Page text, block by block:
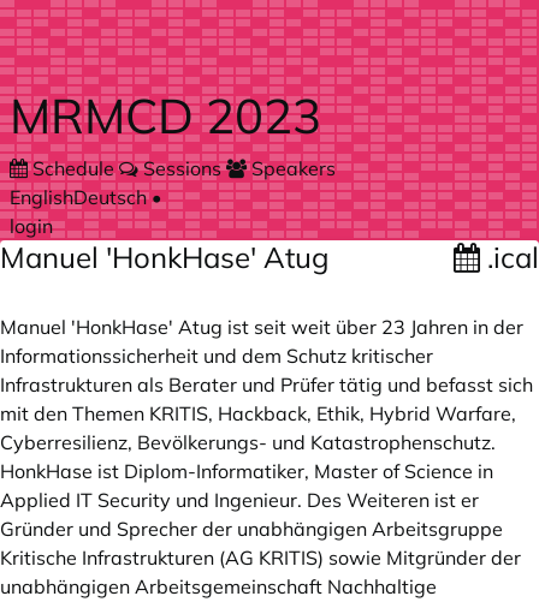
Skip to main content
MRMCD 2023
Schedule Sessions
Speakers
EnglishDeutsch•
login
Manuel 'HonkHase' Atug .ical
Manuel 'HonkHase' Atug ist seit weit über 23 Jahren in der
Informationssicherheit und dem Schutz kritischer
Infrastrukturen als Berater und Prüfer tätig und befasst sich
mit den Themen KRITIS, Hackback, Ethik, Hybrid Warfare,
Cyberresilienz, Bevölkerungs- und Katastrophenschutz.
HonkHase ist Diplom-Informatiker, Master of Science in
Applied IT Security und Ingenieur. Des Weiteren ist er
Gründer und Sprecher der unabhängigen Arbeitsgruppe
Kritische Infrastrukturen (AG KRITIS) sowie Mitgründer der
unabhängigen Arbeitsgemeinschaft Nachhaltige